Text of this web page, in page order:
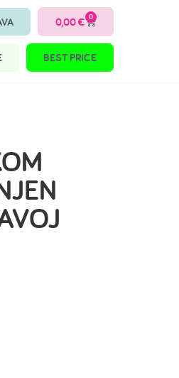
0,00€ 0
BEST PRICE